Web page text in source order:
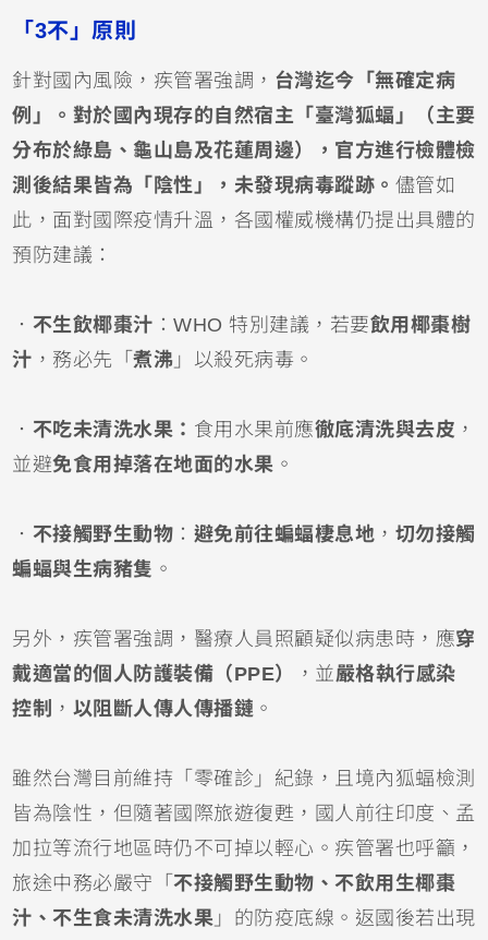
「3不」原則
針對國內風險，疾管署強調， 台灣迄今「無確定病
例」。對於國內現存的自然宿主「臺灣狐蝠」（主要
分布於綠島、龜山島及花蓮周邊），官方進行檢體檢
測後結果皆為「陰性」，未發現病毒蹤跡。 儘管如
此，面對國際疫情升溫，各國權威機構仍提出具體的
預防建議：
． 不生飲椰棗汁 ：WHO 特別建議，若要飲用椰棗樹
汁 ，務必先「煮沸 」以殺死病毒。
． 不吃未清洗水果： 食用水果前應徹底清洗與去皮 ，
並避免食用掉落在地面的水果 。
． 不接觸野生動物 ： 避免前往蝙蝠棲息地 ， 切勿接觸
蝙蝠與生病豬隻 。
另外，疾管署強調，醫療人員照顧疑似病患時，應穿
戴適當的個人防護裝備（PPE）
，並嚴格執行感染
控制 ， 以阻斷人傳人傳播鏈 。
雖然台灣目前維持「零確診」紀錄，且境內狐蝠檢測
皆為陰性，但隨著國際旅遊復甦，國人前往印度、孟
加拉等流行地區時仍不可掉以輕心。疾管署也呼籲，
旅途中務必嚴守「 不接觸野生動物、不飲用生椰棗
汁、不生食未清洗水果 」的防疫底線。返國後若出現